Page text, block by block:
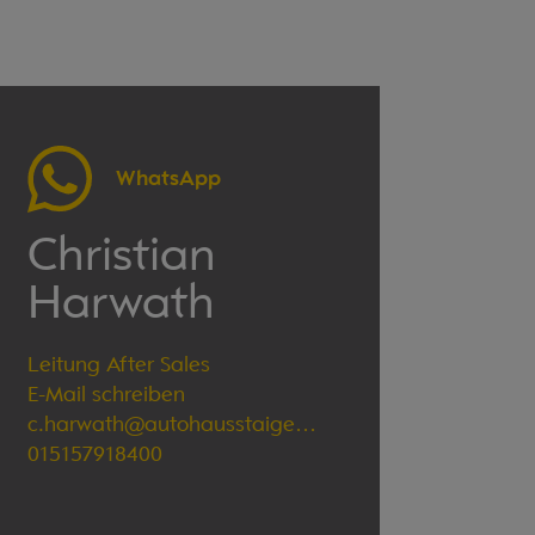
WhatsApp
Christian
Harwath
Leitung After Sales
E-Mail schreiben
c.harwath@autohausstaiger.de
015157918400